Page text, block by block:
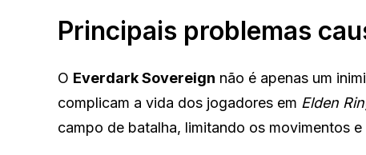
Principais problemas
O Everdark Sovereign não é apenas um
complicam a vida dos jogadores em Elden
campo de batalha, limitando os movimentos